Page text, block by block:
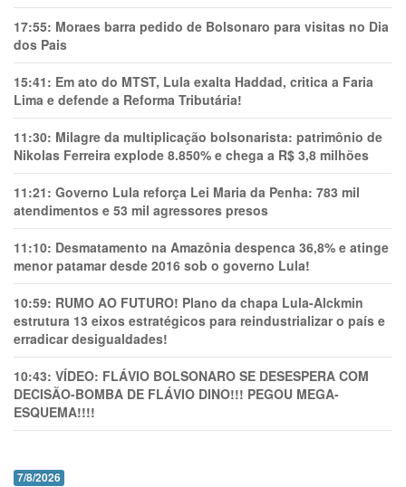
17:55: Moraes barra pedido de Bolsonaro para visitas no Dia
dos Pais
15:41: Em ato do MTST, Lula exalta Haddad, critica a Faria
Lima e defende a Reforma Tributária!
11:30: Milagre da multiplicação bolsonarista: patrimônio de
Nikolas Ferreira explode 8.850% e chega a R$ 3,8 milhões
11:21: Governo Lula reforça Lei Maria da Penha: 783 mil
atendimentos e 53 mil agressores presos
11:10: Desmatamento na Amazônia despenca 36,8% e atinge
menor patamar desde 2016 sob o governo Lula!
10:59: RUMO AO FUTURO! Plano da chapa Lula-Alckmin
estrutura 13 eixos estratégicos para reindustrializar o país e
erradicar desigualdades!
10:43: VÍDEO: FLÁVIO BOLSONARO SE DESESPERA COM
DECISÃO-BOMBA DE FLÁVIO DINO!!! PEGOU MEGA-
ESQUEMA!!!!
7/8/2026